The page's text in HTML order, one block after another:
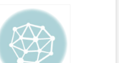
színházi előadásokkal
vár az Óbudai Nyár!